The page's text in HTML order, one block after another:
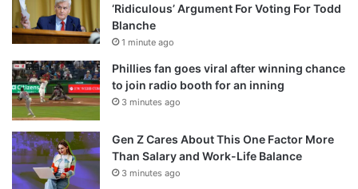
‘Ridiculous’ Argument For Voting For Todd
Blanche
1 minute ago
Phillies fan goes viral after winning chance
to join radio booth for an inning
3 minutes ago
Gen Z Cares About This One Factor More
Than Salary and Work-Life Balance
3 minutes ago